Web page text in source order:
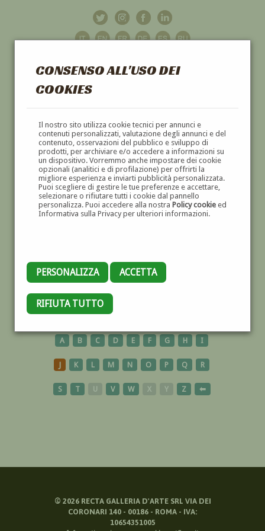
CONSENSO ALL'USO DEI
COOKIES
Il nostro sito utilizza cookie tecnici per annunci e
contenuti personalizzati, valutazione degli annunci e del
contenuto, osservazioni del pubblico e sviluppo di
prodotti, per archiviare e/o accedere a informazioni su
un dispositivo. Vorremmo anche impostare dei cookie
opzionali (analitici e di profilazione) per offrirti la
migliore esperienza e inviarti pubblicità personalizzata.
Puoi scegliere di gestire le tue preferenze e accettare,
selezionare o rifiutare tutti i cookie dal pannello
personalizza. Puoi accedere alla nostra Policy cookieed
Informativa sulla Privacy per ulteriori informazioni.
PERSONALIZZA ACCETTA
RIFIUTA TUTTO
GALLERIAD'ARTE
DIPINTI E SCULTURE '800 E '900
COLONNA
A B C D E F G H I
J K L M N O P Q R
S T U V W X Y Z ⬅
© 2026RECTA GALLERIA D'ARTE SRL VIA DEI
CORONARI 140 - 00186 - ROMA - IVA:
10654351005